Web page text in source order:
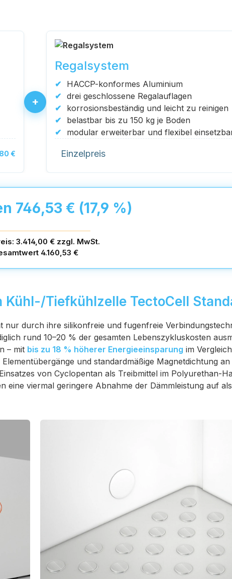
€
+
Regalsystem
HACCP-konformes Aluminium
drei geschlossene Regalauflagen
korrosionsbeständig und leicht zu reinigen
belastbar bis zu 150 kg je Boden
modular erweiterbar und flexibel
Einzelpreis
746,53 € (17,9 %)
3.414,00 € zzgl. MwSt.
4.160,53 €
Kühl-/Tiefkühlzelle TectoCell
nur durch ihre silikonfreie und fugenfreie
rund 10–20 % der gesamten Lebenszykluskosten
– mit bis zu 18 % höherer Energieeinsparung im
und standardmäßige Magnetdichtung
von Cyclopentan als Treibmittel im Polyurethan-
viermal geringere Abnahme der Dämmleistung auf